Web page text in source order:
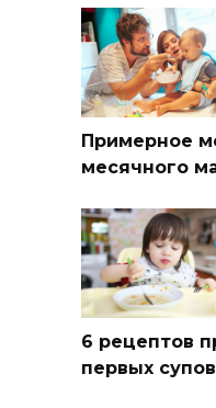
Примерное
месячного
6 рецептов
первых